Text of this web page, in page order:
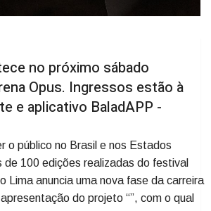
Opus. Ingressos estão à
e aplicativo BaladAPP -
o público no Brasil e nos Estados